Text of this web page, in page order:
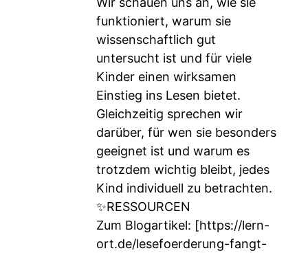
funktioniert, warum sie
wissenschaftlich gut
untersucht ist und für viele
Kinder einen wirksamen
Einstieg ins Lesen bietet.
Gleichzeitig sprechen wir
darüber, für wen sie besonders
geeignet ist und warum es
trotzdem wichtig bleibt, jedes
Kind individuell zu betrachten.
✨RESSOURCEN
Zum Blogartikel: [https://lern-
ort.de/lesefoerderung-fangt-